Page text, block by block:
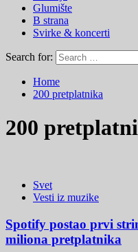
Glumište
B strana
Svirke & koncerti
Search for:
Home
200 pretplatnika
200
Svet
Vesti iz muzike
Spotify postao prvi
miliona pretplatnika